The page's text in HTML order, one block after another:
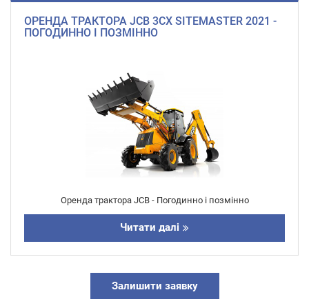
ОРЕНДА ТРАКТОРА JCB 3CX SITEMASTER 2021 -
ПОГОДИННО І ПОЗМІННО
Оренда трактора JCB - Погодинно і позмінно
Читати далі
Залишити заявку